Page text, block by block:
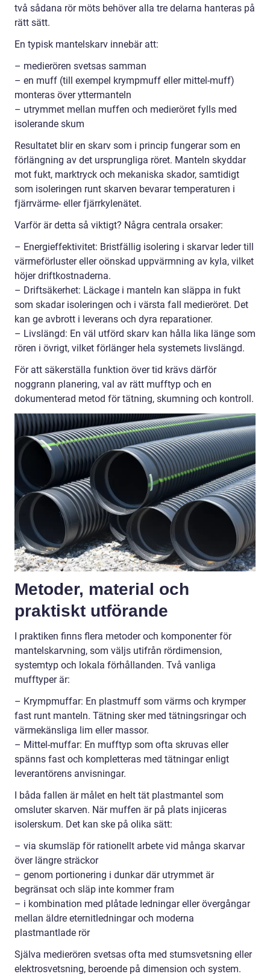
två sådana rör möts behöver alla tre delarna hanteras på
rätt sätt.
En typisk mantelskarv innebär att:
– medierören svetsas samman
– en muff (till exempel krympmuff eller mittel-muff)
monteras över yttermanteln
– utrymmet mellan muffen och medieröret fylls med
isolerande skum
Resultatet blir en skarv som i princip fungerar som en
förlängning av det ursprungliga röret. Manteln skyddar
mot fukt, marktryck och mekaniska skador, samtidigt
som isoleringen runt skarven bevarar temperaturen i
fjärrvärme- eller fjärrkylenätet.
Varför är detta så viktigt? Några centrala orsaker:
– Energieffektivitet: Bristfällig isolering i skarvar leder till
värmeförluster eller oönskad uppvärmning av kyla, vilket
höjer driftkostnaderna.
– Driftsäkerhet: Läckage i manteln kan släppa in fukt
som skadar isoleringen och i värsta fall medieröret. Det
kan ge avbrott i leverans och dyra reparationer.
– Livslängd: En väl utförd skarv kan hålla lika länge som
rören i övrigt, vilket förlänger hela systemets livslängd.
För att säkerställa funktion över tid krävs därför
noggrann planering, val av rätt mufftyp och en
dokumenterad metod för tätning, skumning och kontroll.
Metoder, material och
praktiskt utförande
I praktiken finns flera metoder och komponenter för
mantelskarvning, som väljs utifrån rördimension,
systemtyp och lokala förhållanden. Två vanliga
mufftyper är:
– Krympmuffar: En plastmuff som värms och krymper
fast runt manteln. Tätning sker med tätningsringar och
värmekänsliga lim eller massor.
– Mittel-muffar: En mufftyp som ofta skruvas eller
spänns fast och kompletteras med tätningar enligt
leverantörens anvisningar.
I båda fallen är målet en helt tät plastmantel som
omsluter skarven. När muffen är på plats injiceras
isolerskum. Det kan ske på olika sätt:
– via skumsläp för rationellt arbete vid många skarvar
över längre sträckor
– genom portionering i dunkar där utrymmet är
begränsat och släp inte kommer fram
– i kombination med plåtade ledningar eller övergångar
mellan äldre eternitledningar och moderna
plastmantlade rör
Själva medierören svetsas ofta med stumsvetsning eller
elektrosvetsning, beroende på dimension och system.